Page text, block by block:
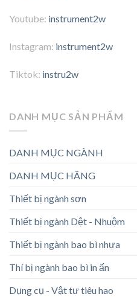
Youtube: instrument2w
Instagram: instrument2w
Tiktok: instru2w
DANH MỤC SẢN PHẨM
DANH MỤC NGÀNH
DANH MỤC HÃNG
Thiết bị ngành sơn
Thiết bị ngành Dệt - Nhuộm
Thiết bị ngành bao bì nhựa
Thí bị ngành bao bì in ấn
Dụng cụ - Vật tư tiêu hao